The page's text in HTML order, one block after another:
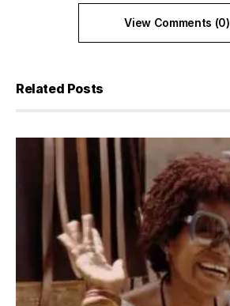
View Comments (0)
Related Posts